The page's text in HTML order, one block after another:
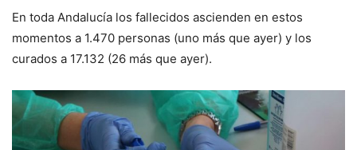
En toda Andalucía los fallecidos ascienden en estos
momentos a 1.470 personas (uno más que ayer) y los
curados a 17.132 (26 más que ayer).